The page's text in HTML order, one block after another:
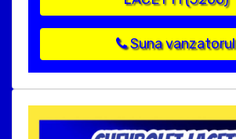
Suna vanzatorul